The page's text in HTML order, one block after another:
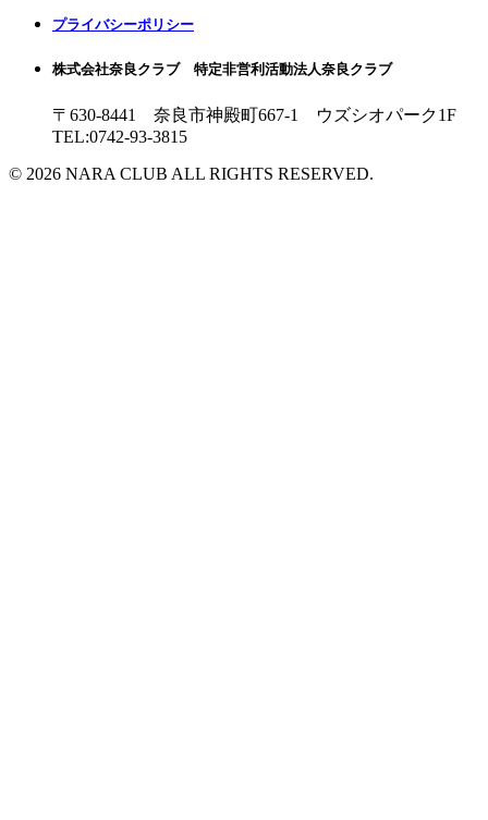
プライバシーポリシー
株式会社奈良クラブ 特定非営利活動法人奈良クラブ
〒630-8441 奈良市神殿町667-1
ウズシオパーク1F
TEL:0742-93-3815
© 2026 NARA CLUB ALL RIGHTS RESERVED.